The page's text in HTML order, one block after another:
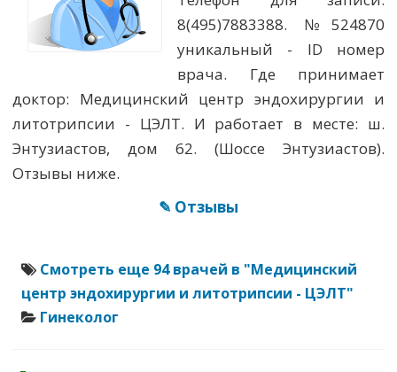
8(495)7883388. №524870
уникальный - ID номер
врача. Где принимает
доктор: Медицинский центр эндохирургии и
литотрипсии - ЦЭЛТ. И работает в месте: ш.
Энтузиастов, дом 62. (Шоссе Энтузиастов).
Отзывы ниже.
✎ Отзывы
Смотреть еще 94 врачей в "Медицинский
центр эндохирургии и литотрипсии - ЦЭЛТ"
Гинеколог